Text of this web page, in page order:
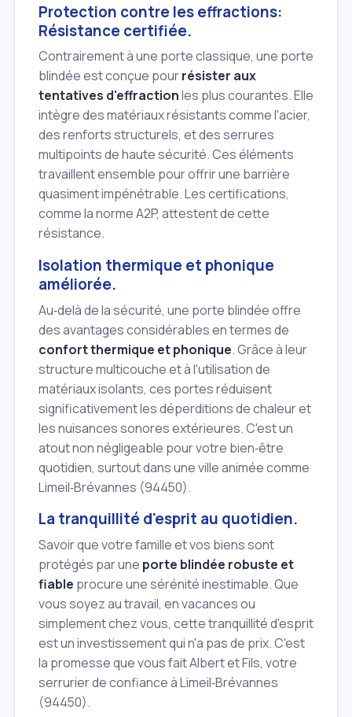
Protection contre les effractions:
Résistance certifiée.
Contrairement à une porte classique, une porte
blindée est conçue pourrésister aux
tentatives d'effractionles plus courantes. Elle
intègre des matériaux résistants comme l'acier,
des renforts structurels, et des serrures
multipoints de haute sécurité. Ces éléments
travaillent ensemble pour offrir une barrière
quasiment impénétrable. Les certifications,
comme la norme A2P, attestent de cette
résistance.
Isolation thermique et phonique
améliorée.
Au‑delà de la sécurité, une porte blindée offre
des avantages considérables en termes de
confort thermique et phonique. Grâce à leur
structure multicouche et à l'utilisation de
matériaux isolants, ces portes réduisent
significativement les déperditions de chaleur et
les nuisances sonores extérieures. C'est un
atout non négligeable pour votre bien‑être
quotidien, surtout dans une ville animée comme
Limeil‑Brévannes (94450).
La tranquillité d'esprit au quotidien.
Savoir que votre famille et vos biens sont
protégés par une porte blindée robuste et
fiable procure une sérénité inestimable. Que
vous soyez au travail, en vacances ou
simplement chez vous, cette tranquillité d'esprit
est un investissement qui n'a pas de prix. C'est
la promesse que vous fait Albert et Fils, votre
serrurier de confiance à Limeil‑Brévannes
(94450).